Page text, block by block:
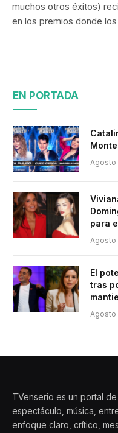
muchos otros éxitos)
en los premios donde
EN PORTADA
Agosto
para
Agosto
El
tras
Agosto
TVenserio es un portal
espectáculo, música,
enfoque claro, crítico,